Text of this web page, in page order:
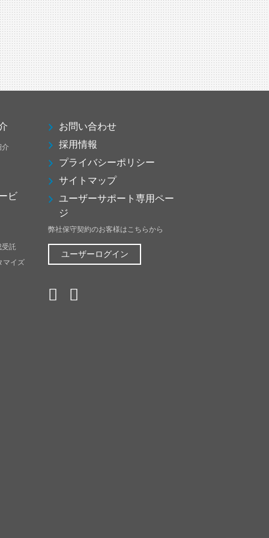
介
ビ
受託
マイズ
お問い合わせ
採用情報
プライバシーポリシー
サイトマップ
ユーザーサポート専用ペー
ジ
弊社保守契約のお客様はこちらから
ユーザーログイン